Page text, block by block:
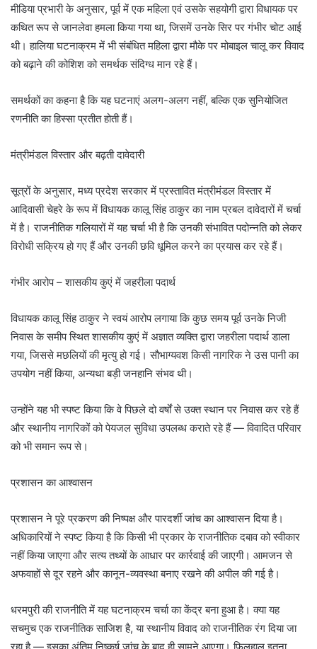
मीडिया प्रभारी के अनुसार, पूर्व में एक महिला एवं उसके सहयोगी द्वारा विधायक पर
कथित रूप से जानलेवा हमला किया गया था, जिसमें उनके सिर पर गंभीर चोट आई
थी। हालिया घटनाक्रम में भी संबंधित महिला द्वारा मौके पर मोबाइल चालू कर विवाद
को बढ़ाने की कोशिश को समर्थक संदिग्ध मान रहे हैं।
समर्थकों का कहना है कि यह घटनाएं अलग-अलग नहीं, बल्कि एक सुनियोजित
रणनीति का हिस्सा प्रतीत होती हैं।
मंत्रीमंडल विस्तार और बढ़ती दावेदारी
सूत्रों के अनुसार, मध्य प्रदेश सरकार में प्रस्तावित मंत्रीमंडल विस्तार में
आदिवासी चेहरे के रूप में विधायक कालू सिंह ठाकुर का नाम प्रबल दावेदारों में चर्चा
में है। राजनीतिक गलियारों में यह चर्चा भी है कि उनकी संभावित पदोन्नति को लेकर
विरोधी सक्रिय हो गए हैं और उनकी छवि धूमिल करने का प्रयास कर रहे हैं।
गंभीर आरोप – शासकीय कुएं में जहरीला पदार्थ
विधायक कालू सिंह ठाकुर ने स्वयं आरोप लगाया कि कुछ समय पूर्व उनके निजी
निवास के समीप स्थित शासकीय कुएं में अज्ञात व्यक्ति द्वारा जहरीला पदार्थ डाला
गया, जिससे मछलियों की मृत्यु हो गई। सौभाग्यवश किसी नागरिक ने उस पानी का
उपयोग नहीं किया, अन्यथा बड़ी जनहानि संभव थी।
उन्होंने यह भी स्पष्ट किया कि वे पिछले दो वर्षों से उक्त स्थान पर निवास कर रहे हैं
और स्थानीय नागरिकों को पेयजल सुविधा उपलब्ध कराते रहे हैं — विवादित परिवार
को भी समान रूप से।
प्रशासन का आश्वासन
प्रशासन ने पूरे प्रकरण की निष्पक्ष और पारदर्शी जांच का आश्वासन दिया है।
अधिकारियों ने स्पष्ट किया है कि किसी भी प्रकार के राजनीतिक दबाव को स्वीकार
नहीं किया जाएगा और सत्य तथ्यों के आधार पर कार्रवाई की जाएगी। आमजन से
अफवाहों से दूर रहने और कानून-व्यवस्था बनाए रखने की अपील की गई है।
धरमपुरी की राजनीति में यह घटनाक्रम चर्चा का केंद्र बना हुआ है। क्या यह
सचमुच एक राजनीतिक साजिश है, या स्थानीय विवाद को राजनीतिक रंग दिया जा